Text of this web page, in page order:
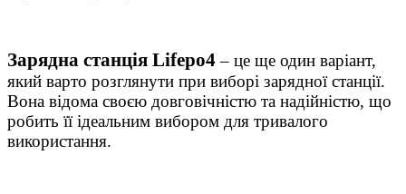
Зарядна станція Lifepo4 – це ще один варіант,
який варто розглянути при виборі зарядної станції.
Вона відома своєю довговічністю та надійністю, що
робить її ідеальним вибором для тривалого
використання.